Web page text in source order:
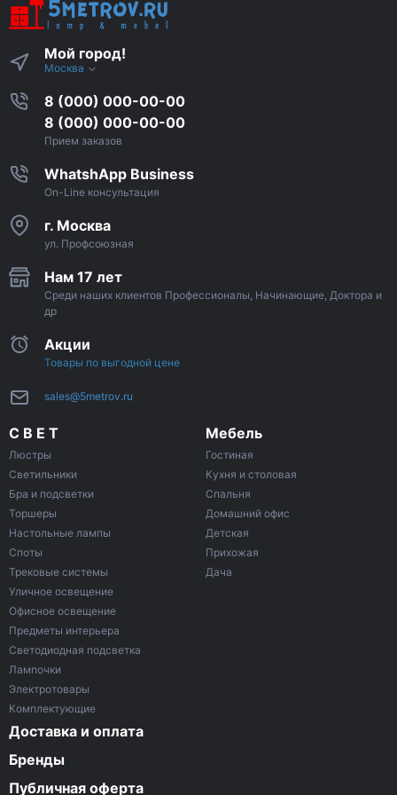
Мой город!
Москва
8 (000) 000-00-00
8 (000) 000-00-00
Прием заказов
WhatshApp Business
On-Line консультация
г. Москва
ул. Профсоюзная
Нам 17 лет
Среди наших клиентов Профессионалы, Начинающие, Доктора и
др
Акции
Товары по выгодной цене
sales@5metrov.ru
С В Е Т
Люстры
Светильники
Бра и подсветки
Торшеры
Настольные лампы
Споты
Трековые системы
Уличное освещение
Офисное освещение
Предметы интерьера
Светодиодная подсветка
Лампочки
Электротовары
Комплектующие
Мебель
Гостиная
Кухня и столовая
Спальня
Домашний офис
Детская
Прихожая
Дача
Доставка и оплата
Бренды
Публичная оферта